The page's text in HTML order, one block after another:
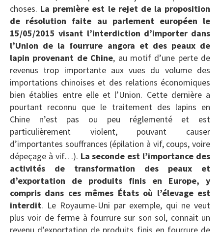
choses. La première est le rejet de la proposition
de résolution faite au parlement européen le
15/05/2015 visant l’interdiction d’importer dans
l’Union de la fourrure angora et des peaux de
lapin provenant de Chine, au motif d’une perte de
revenus trop importante aux vues du volume des
importations chinoises et des relations économiques
bien établies entre elle et l’Union. Cette dernière a
pourtant reconnu que le traitement des lapins en
Chine n’est pas ou peu réglementé et est
particulièrement violent, pouvant causer
d’importantes souffrances (épilation à vif, coups, voire
dépeçage à vif…). La seconde est l’importance des
activités de transformation des peaux et
d’exportation de produits finis en Europe, y
compris dans ces mêmes États où l’élevage est
interdit. Le Royaume-Uni par exemple, qui ne veut
plus voir de ferme à fourrure sur son sol, connait un